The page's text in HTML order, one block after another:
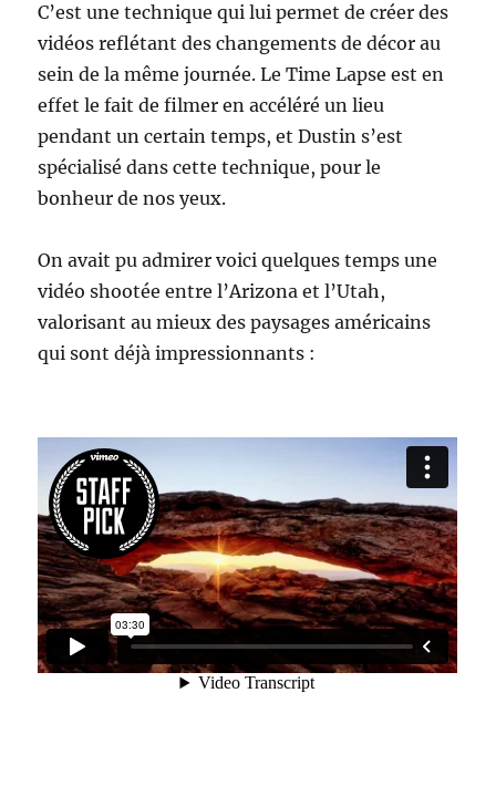
C’est une technique qui lui permet de créer des
vidéos reflétant des changements de décor au
sein de la même journée. Le Time Lapse est en
effet le fait de filmer en accéléré un lieu
pendant un certain temps, et Dustin s’est
spécialisé dans cette technique, pour le
bonheur de nos yeux.
On avait pu admirer voici quelques temps une
vidéo shootée entre l’Arizona et l’Utah,
valorisant au mieux des paysages américains
qui sont déjà impressionnants :